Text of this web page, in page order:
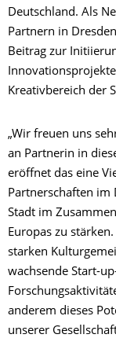
Deutschland. Als
Partnern in
Beitrag zur
Kreativbereich der
„Wir freuen uns
an Partnerin in
eröffnet das eine
Partnerschaften im
Stadt im
Europas zu
starken
wachsende Start-
anderem dieses
unserer